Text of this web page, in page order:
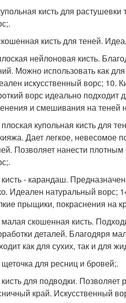
кисть для
кисть для теней.
нейлоновая кисть.
Можно использовать как
искусственный ворс; 10.
ворс идеально подходит
и смешивания на теней
купольная кисть для
Дает легкое, невесомое
Позволяет нанести
- карандаш.
Идеален натуральный ворс;
прыщики, покраснения на
малая скошенная кисть.
деталей. Благодяря
как для сухих, так и для
для ресниц и бровей;.
для подводки.
край. Искусственный